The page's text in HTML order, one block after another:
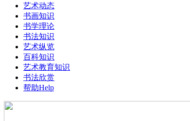
艺术动态
书画知识
书学理论
书法知识
艺术纵览
百科知识
艺术教育知识
书法欣赏
帮助Help